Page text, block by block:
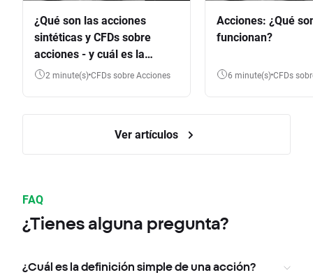
¿Qué son las acciones
sintéticas y CFDs sobre
acciones - y cuál es la
diferencia?
2 minute(s) CFDs sobre Acciones
Acciones: ¿Qué
funcionan?
6 minute(s) CFDs
Ver artículos
FAQ
¿Tienes alguna pregunta?
¿Cuál es la definición simple de una acción?